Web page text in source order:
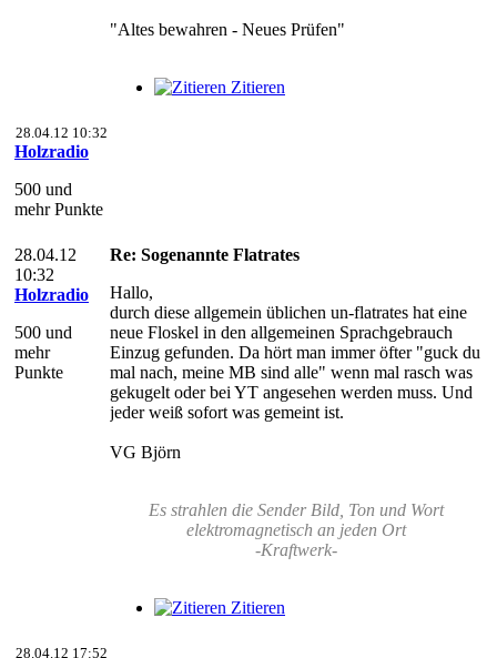
"Altes bewahren - Neues Prüfen"
Zitieren
28.04.12 10:32
Holzradio
500 und
mehr Punkte
28.04.12
10:32
Holzradio
500 und
mehr
Punkte
Re: Sogenannte Flatrates
Hallo,
durch diese allgemein üblichen un-flatrates hat eine
neue Floskel in den allgemeinen Sprachgebrauch
Einzug gefunden. Da hört man immer öfter "guck du
mal nach, meine MB sind alle" wenn mal rasch was
gekugelt oder bei YT angesehen werden muss. Und
jeder weiß sofort was gemeint ist.
VG Björn
Es strahlen die Sender Bild, Ton und Wort
elektromagnetisch an jeden Ort
-Kraftwerk-
Zitieren
28.04.12 17:52